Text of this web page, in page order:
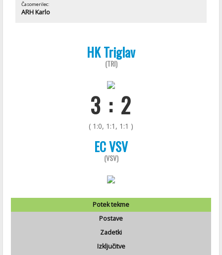
Časomerilec:
ARH Karlo
HK Triglav
(TRI)
3 : 2
( 1:0, 1:1, 1:1 )
EC VSV
(VSV)
Potek tekme
Postave
Zadetki
Izključitve